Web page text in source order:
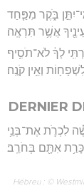
בֹּ֑קֶר מִפַּ֤חַד
אֲשֶׁ֥ר תִּרְאֶֽה׃
לְךָ֔ לֹא־תֹסִ֥יף
וְאֵ֥ין קֹנֶֽה׃
DERNIER
לִכְרֹ֛ת אֶת־בְּנֵ֥י
אִתָּ֖ם בְּחֹרֵֽב׃
Hébreu : ©